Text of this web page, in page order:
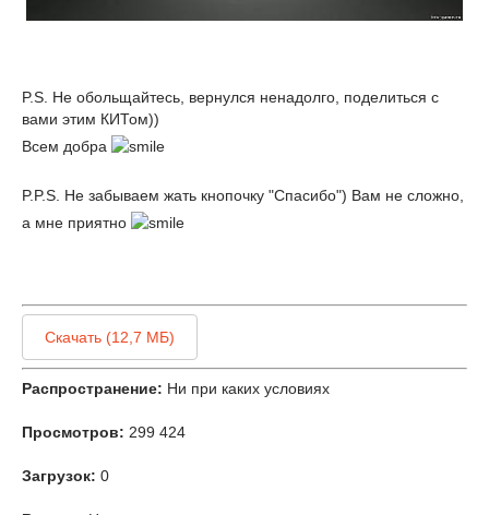
P.S. Не обольщайтесь, вернулся ненадолго, поделиться с
вами этим КИТом))
Всем добра
P.P.S. Не забываем жать кнопочку "Спасибо") Вам не сложно,
а мне приятно
Скачать (12,7 МБ)
Распространение: Ни при каких условиях
Просмотров: 299 424
Загрузок: 0